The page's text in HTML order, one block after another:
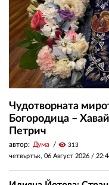
Чудотворната
Богородица –
Петрич
автор: Дума visibility 313
четвъртък, 06 Август 2026 /